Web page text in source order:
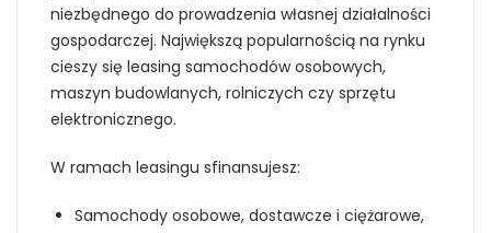
niezbędnego do prowadzenia własnej działalności
gospodarczej. Największą popularnością na rynku
cieszy się leasing samochodów osobowych,
maszyn budowlanych, rolniczych czy sprzętu
elektronicznego.
W ramach leasingu sfinansujesz:
Samochody osobowe, dostawcze i ciężarowe,